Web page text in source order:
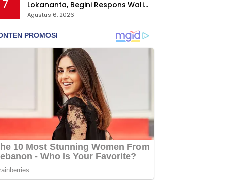
7
Lokananta, Begini Respons Wali
Kota Solo
Agustus 6, 2026